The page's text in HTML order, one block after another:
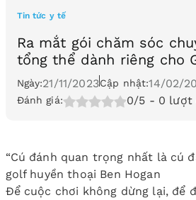
Tin tức y tế
Ra mắt gói chăm sóc
tổng thể dành riêng cho
Ngày:21/11/2023Cập nhật:14/02/
Đánh giá: 0/5 - 0 lượt
“Cú đánh quan trọng nhất là cú
golf huyền thoại Ben Hogan
Để cuộc chơi không dừng lại, để